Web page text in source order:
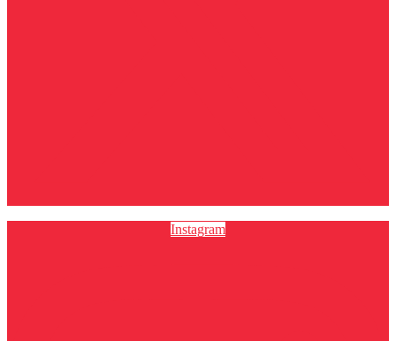
Instagram